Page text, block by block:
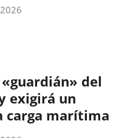
«guardián» del
exigirá un
carga marítima